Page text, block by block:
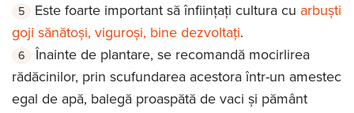
Este foarte important să înființați cultura cu arbuști
goji sănătoși, viguroși, bine dezvoltați.
Înainte de plantare, se recomandă mocirlirea
rădăcinilor, prin scufundarea acestora într-un amestec
egal de apă, balegă proaspătă de vaci și pământ